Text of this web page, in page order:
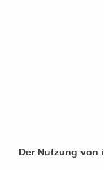
Der Nutzung von